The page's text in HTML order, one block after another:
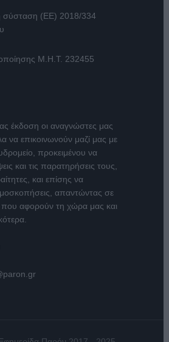
σύσταση (ΕΕ) 2018/334
Μ.Η.Τ. 232455
έκδοση οι αναγνώστες μας
να επικοινωνούν μαζί μας με
προκειμένου να
και τις παρατηρήσεις τους,
και επίσης να
απαντώντας σε
που αφορούν τη χώρα μας και